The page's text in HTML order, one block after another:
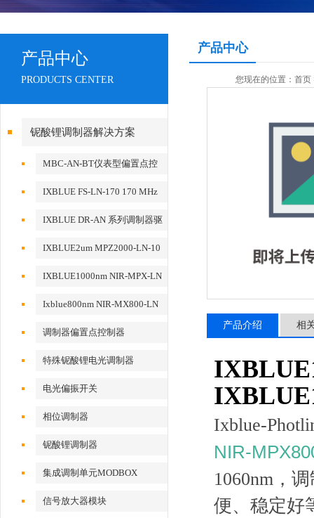
产品中心
PRODUCTS CENTER
铌酸锂调制器解决方案
MBC-AN-BT仪表型偏置点控
IXBLUE FS-LN-170 170 MHz
IXBLUE DR-AN 系列调制器驱
IXBLUE2um MPZ2000-LN-10
IXBLUE1000nm NIR-MPX-LN
Ixblue800nm NIR-MX800-LN
系列强度调制器
调制器偏置点控制器
特殊铌酸锂电光调制器
电光偏振开关
相位调制器
铌酸锂调制器
集成调制单元MODBOX
信号放大器模块
产品中心
您现在的位置： 首页
产品介绍 相
Ixblue-
NIR-
1060nm ，
便、稳定好